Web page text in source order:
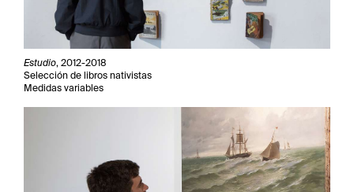
Estudio, 2012-2018
Selección de libros nativistas
Medidas variables